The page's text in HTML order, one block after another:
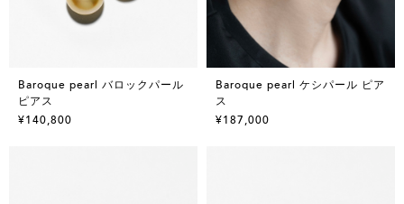
Baroque pearl バロックパール
ピアス
¥140,800
Baroque pearl ケシパール ピア
ス
¥187,000